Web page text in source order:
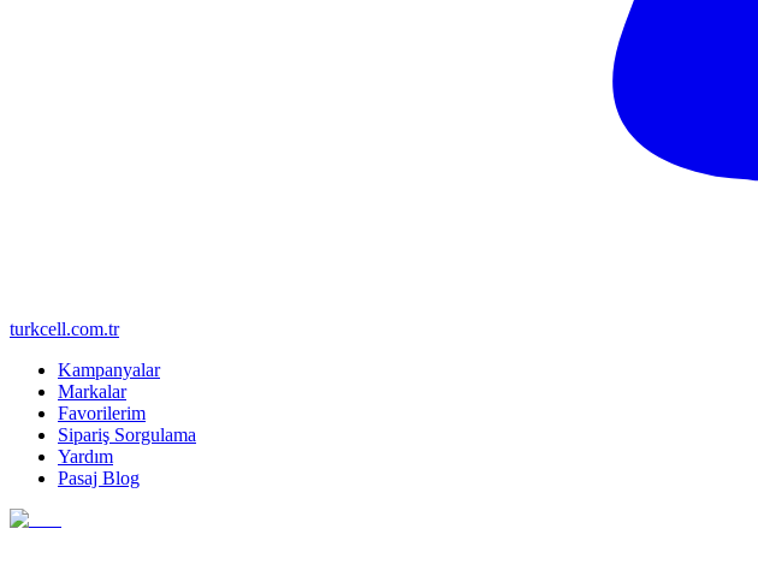
turkcell.com.tr
Kampanyalar
Markalar
Favorilerim
Sipariş Sorgulama
Yardım
Pasaj Blog